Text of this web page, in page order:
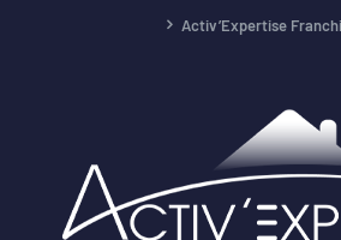
Activ’Expertise